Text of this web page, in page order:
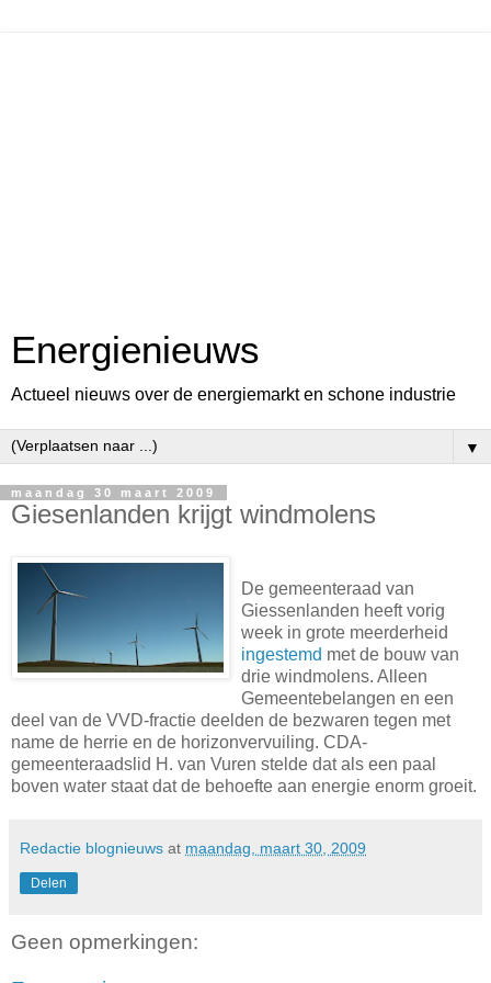
Energienieuws
Actueel nieuws over de energiemarkt en schone industrie
▼
maandag 30 maart 2009
Giesenlanden krijgt windmolens
De gemeenteraad van
Giessenlanden heeft vorig
week in grote meerderheid
ingestemd met de bouw van
drie windmolens. Alleen
Gemeentebelangen en een
deel van de VVD-fractie deelden de bezwaren tegen met
name de herrie en de horizonvervuiling. CDA-
gemeenteraadslid H. van Vuren stelde dat als een paal
boven water staat dat de behoefte aan energie enorm groeit.
Redactie blognieuws at maandag, maart 30, 2009
Delen
Geen opmerkingen: